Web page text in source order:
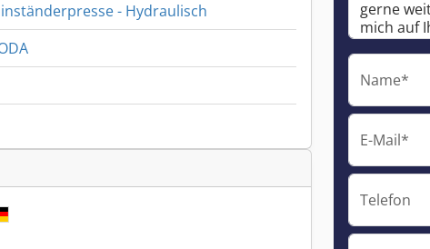
- Hydraulisch
Name*
E-Mail*
Telefon